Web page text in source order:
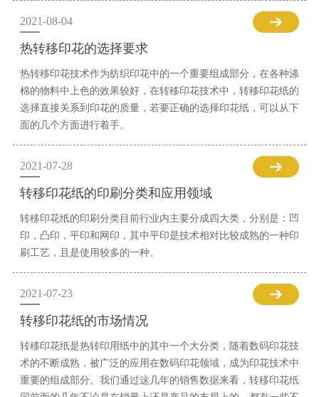
2021-08-04
热转移印花的选择要求
热转移印花技术作为纺织印花中的一个重要组成部分，在各种涤
棉的物料中上色的效果较好，在转移印花技术中，转移印花纸的
选择直接关系到印花的质量，若要正确的选择印花纸，可以从下
面的几个方面进行着手。
2021-07-28
转移印花纸的印刷分类和应用领域
转移印花纸的印刷分类目前行业内主要分成四大类，分别是：凹
印，凸印，平印和网印，其中平印是技术相对比较成熟的一种印
刷工艺，且是使用较多的一种。
2021-07-23
转移印花纸的市场情况
转移印花纸是热转印用纸中的其中一个大分类，随着数码印花技
术的不断成熟，被广泛的应用在数码印花领域，成为印花技术中
重要的组成部分。我们通过这几年的销售数据来看，转移印花纸